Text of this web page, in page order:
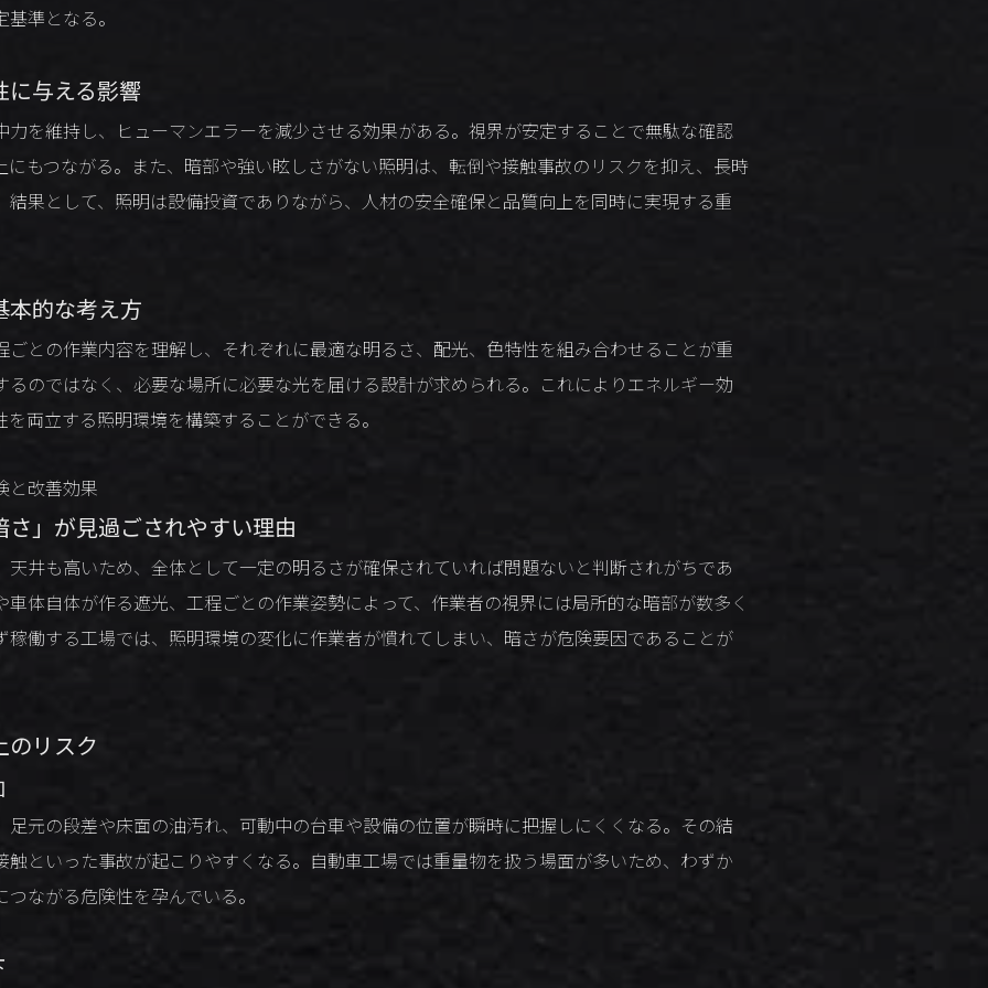
準となる。
与える影響
を維持し、ヒューマンエラーを減少させる効果がある。視界が安定することで無駄な確認
もつながる。また、暗部や強い眩しさがない照明は、転倒や接触事故のリスクを抑え、長時
果として、照明は設備投資でありながら、人材の安全確保と品質向上を同時に実現する重
本的な考え方
との作業内容を理解し、それぞれに最適な明るさ、配光、色特性を組み合わせることが重
のではなく、必要な場所に必要な光を届ける設計が求められる。これによりエネルギー効
両立する照明環境を構築することができる。
と改善効果
」が見過ごされやすい理由
井も高いため、全体として一定の明るさが確保されていれば問題ないと判断されがちであ
体自体が作る遮光、工程ごとの作業姿勢によって、作業者の視界には局所的な暗部が数多く
働する工場では、照明環境の変化に作業者が慣れてしまい、暗さが危険要因であることが
のリスク
元の段差や床面の油汚れ、可動中の台車や設備の位置が瞬時に把握しにくくなる。その結
といった事故が起こりやすくなる。自動車工場では重量物を扱う場面が多いため、わずか
ながる危険性を孕んでいる。